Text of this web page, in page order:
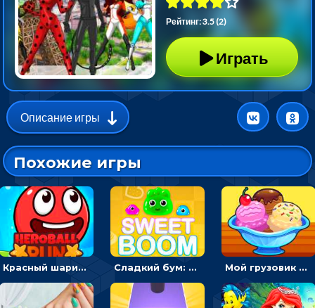
Рейтинг: 3.5 (2)
Играть
Описание игры
Похожие игры
Красный шарик-герой в бегах: прыгать, чтобы избегать препятствий Сладкий бум: тапнуть, чтобы взорвать желейки - головоломка Мой грузовик с мороженным: принимать заказы и готовить десерты